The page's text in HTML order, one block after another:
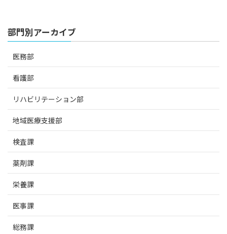
部門別アーカイブ
医務部
看護部
リハビリテーション部
地域医療支援部
検査課
薬剤課
栄養課
医事課
総務課